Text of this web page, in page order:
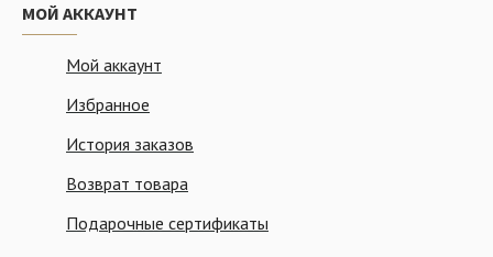
МОЙ АККАУНТ
Мой аккаунт
Избранное
История заказов
Возврат товара
Подарочные сертификаты